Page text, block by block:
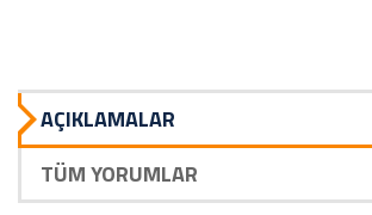
AÇIKLAMALAR
TÜM YORUMLAR